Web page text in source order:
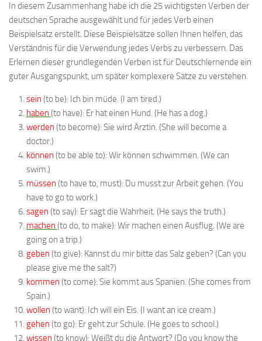
In diesem Zusammenhang habe ich die 25 wichtigsten Verben der
deutschen Sprache ausgewählt und für jedes Verb einen
Beispielsatz erstellt. Diese Beispielsätze sollen Ihnen helfen, das
Verständnis für die Verwendung jedes Verbs zu verbessern. Das
Erlernen dieser grundlegenden Verben ist für Deutschlernende ein
guter Ausgangspunkt, um später komplexere Sätze zu verstehen.
sein (to be): Ich bin müde. (I am tired.)
haben (to have): Er hat einen Hund. (He has a dog.)
werden (to become): Sie wird Ärztin. (She will become a
doctor.)
können (to be able to): Wir können schwimmen. (We can
swim.)
müssen (to have to, must): Du musst zur Arbeit gehen. (You
have to go to work.)
sagen (to say): Er sagt die Wahrheit. (He says the truth.)
machen (to do, to make): Wir machen einen Ausflug. (We are
going on a trip.)
geben (to give): Kannst du mir bitte das Salz geben? (Can you
please give me the salt?)
kommen (to come): Sie kommt aus Spanien. (She comes from
Spain.)
wollen (to want): Ich will ein Eis. (I want an ice cream.)
gehen (to go): Er geht zur Schule. (He goes to school.)
wissen (to know): Weißt du die Antwort? (Do you know the